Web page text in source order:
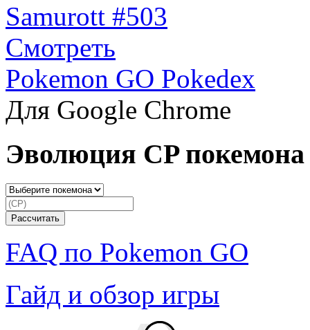
Samurott #503
Смотреть
Pokemon GO Pokedex
Для Google Chrome
Эволюция CP покемона
FAQ по Pokemon GO
Гайд и обзор игры